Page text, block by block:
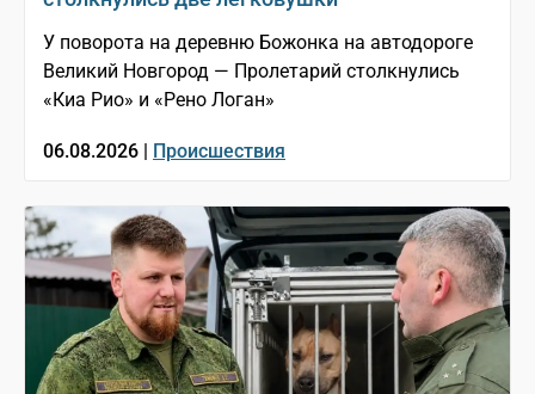
У поворота на деревню Божонка на автодороге
Великий Новгород — Пролетарий столкнулись
«Киа Рио» и «Рено Логан»
06.08.2026 | Происшествия